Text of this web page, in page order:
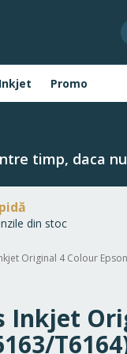
Promo
timp, daca
din stoc
Original 4 Colour
Inkjet